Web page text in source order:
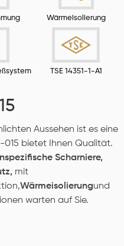
Wärmeisolierung
TSE 14351-1-A1
Aussehen ist es eine
015 bietet Ihnen Qualität.
Scharniere,
mit
Wärmeisolierungund
warten auf Sie.